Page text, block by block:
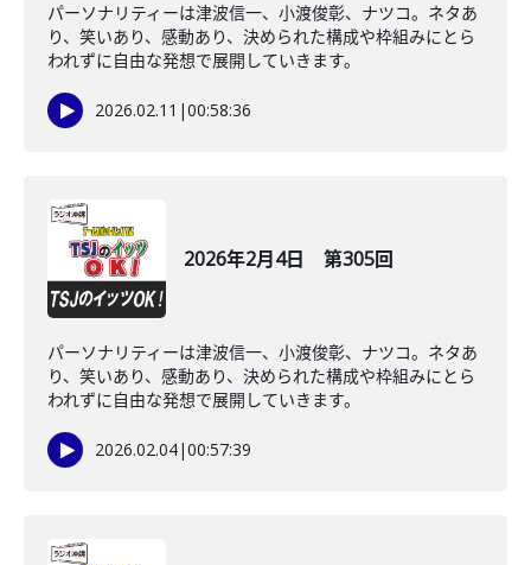
パーソナリティーは津波信一、小渡俊彰、ナツコ。ネタあ
り、笑いあり、感動あり、決められた構成や枠組みにとら
われずに自由な発想で展開していきます。
2026.02.11 |00:58:36
2026年2月4日 第305回
パーソナリティーは津波信一、小渡俊彰、ナツコ。ネタあ
り、笑いあり、感動あり、決められた構成や枠組みにとら
われずに自由な発想で展開していきます。
2026.02.04|00:57:39